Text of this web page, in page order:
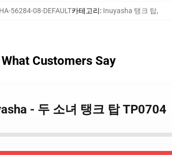
56284-08-DEFAULT카테고리: Inuyasha 탱크 탑,
What Customers Say
- 두 소녀 탱크 탑 TP0704